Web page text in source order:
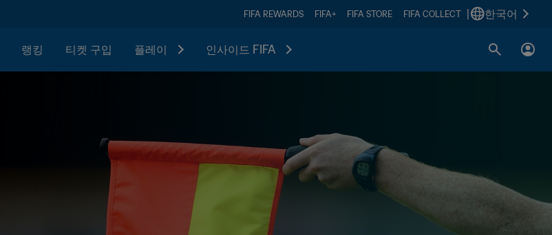
FIFA REWARDS FIFA+ FIFA STORE FIFA COLLECT 한국어
랭킹 티켓 구입 플레이 인사이드 FIFA